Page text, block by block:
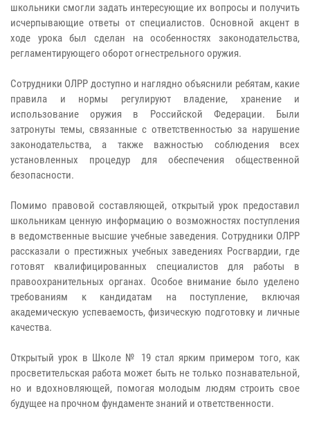
школьники смогли задать интересующие их вопросы и получить
исчерпывающие ответы от специалистов. Основной акцент в
ходе урока был сделан на особенностях законодательства,
регламентирующего оборот огнестрельного оружия.
Сотрудники ОЛРР доступно и наглядно объяснили ребятам, какие
правила и нормы регулируют владение, хранение и
использование оружия в Российской Федерации. Были
затронуты темы, связанные с ответственностью за нарушение
законодательства, а также важностью соблюдения всех
установленных процедур для обеспечения общественной
безопасности.
Помимо правовой составляющей, открытый урок предоставил
школьникам ценную информацию о возможностях поступления
в ведомственные высшие учебные заведения. Сотрудники ОЛРР
рассказали о престижных учебных заведениях Росгвардии, где
готовят квалифицированных специалистов для работы в
правоохранительных органах. Особое внимание было уделено
требованиям к кандидатам на поступление, включая
академическую успеваемость, физическую подготовку и личные
качества.
Открытый урок в Школе № 19 стал ярким примером того, как
просветительская работа может быть не только познавательной,
но и вдохновляющей, помогая молодым людям строить свое
будущее на прочном фундаменте знаний и ответственности.